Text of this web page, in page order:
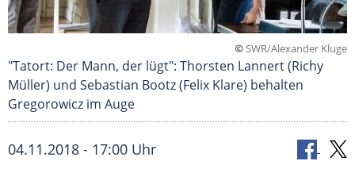
©SWR/Alexander Kluge
"Tatort: Der Mann, der lügt": Thorsten Lannert (Richy
Müller) und Sebastian Bootz (Felix Klare) behalten
Gregorowicz im Auge
04.11.2018 - 17:00 Uhr